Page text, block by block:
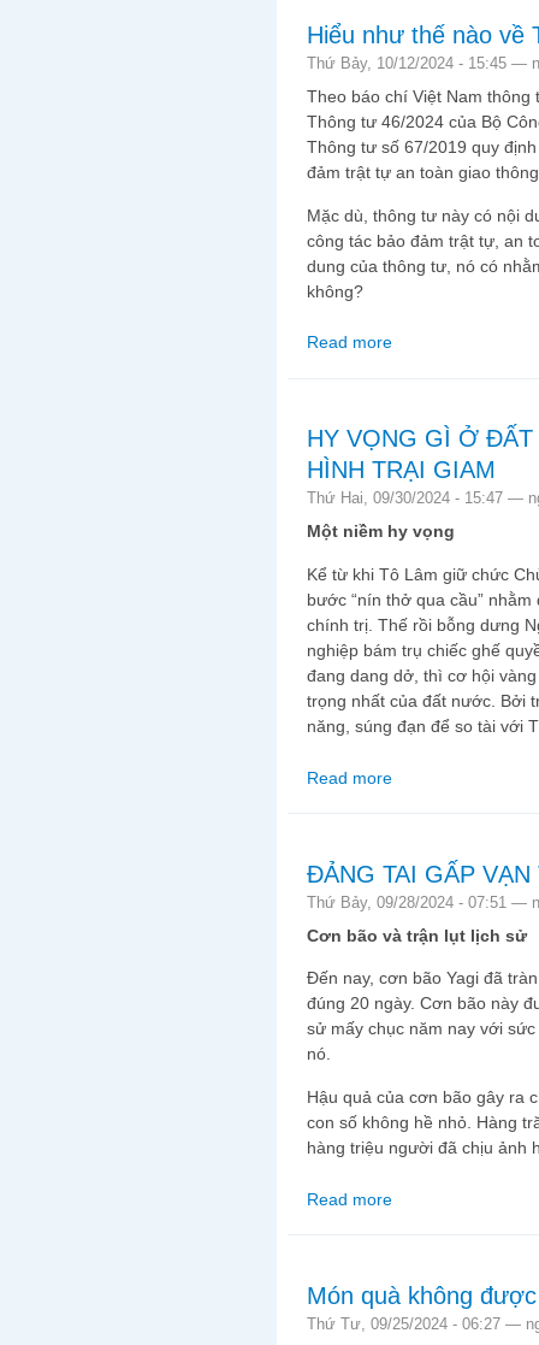
Hiểu như thế nào về
Thứ Bảy, 10/12/2024 - 15:45 —
Theo báo chí Việt Nam thông
Thông tư 46/2024 của Bộ
Thông tư số 67/2019 quy
đảm trật tự an toàn giao
Mặc dù, thông tư này có nội
công tác bảo đảm trật tự, an
dung của thông tư, nó có
không?
Read more
HY VỌNG GÌ Ở
HÌNH TRẠI GIAM
Thứ Hai, 09/30/2024 - 15:47 —
Một niềm hy vọng
Kể từ khi Tô Lâm giữ chức
bước “nín thở qua cầu”
chính trị. Thế rồi bỗng dưng
nghiệp bám trụ chiếc ghế
đang dang dở, thì cơ hội
trọng nhất của đất nước. Bởi
năng, súng đạn để so tài với
Read more
ĐẢNG TAI GẤP VẠN
Thứ Bảy, 09/28/2024 - 07:51 —
Cơn bão và trận lụt lịch sử
Đến nay, cơn bão Yagi đã
đúng 20 ngày. Cơn bão này
sử mấy chục năm nay với
nó.
Hậu quả của cơn bão gây ra
con số không hề nhỏ. Hàng
hàng triệu người đã chịu ảnh
Read more
Món quà không
Thứ Tư, 09/25/2024 - 06:27 —